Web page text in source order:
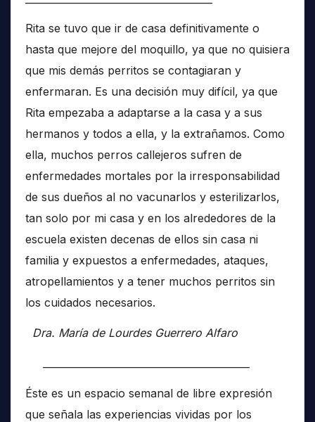
Rita se tuvo que ir de casa definitivamente o
hasta que mejore del moquillo, ya que no quisiera
que mis demás perritos se contagiaran y
enfermaran. Es una decisión muy difícil, ya que
Rita empezaba a adaptarse a la casa y a sus
hermanos y todos a ella, y la extrañamos. Como
ella, muchos perros callejeros sufren de
enfermedades mortales por la irresponsabilidad
de sus dueños al no vacunarlos y esterilizarlos,
tan solo por mi casa y en los alrededores de la
escuela existen decenas de ellos sin casa ni
familia y expuestos a enfermedades, ataques,
atropellamientos y a tener muchos perritos sin
los cuidados necesarios.
Dra. María de Lourdes Guerrero Alfaro
Éste es un espacio semanal de libre expresión
que señala las experiencias vividas por los